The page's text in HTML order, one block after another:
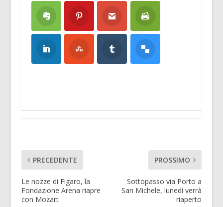
PRECEDENTE
Le nozze di Figaro, la
Fondazione Arena riapre
con Mozart
PROSSIMO
Sottopasso via Porto a
San Michele, lunedì verrà
riaperto